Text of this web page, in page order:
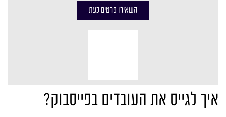
השאירו פרטים כעת
איך לגייס את העובדים בפייסבוק?